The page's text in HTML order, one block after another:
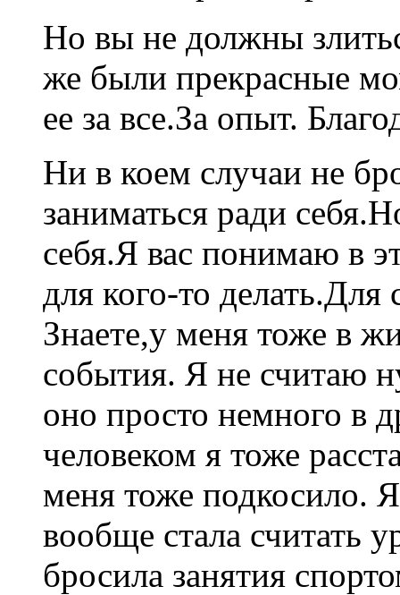
Но вы не должны
же были прекрасные
ее за все.За опыт.
Ни в коем случаи не
заниматься ради
себя.Я вас понимаю в
для кого-то делать.Для
Знаете,у меня тоже в
события. Я не считаю
оно просто немного в
человеком я тоже
меня тоже подкосило. Я
вообще стала считать
бросила занятия